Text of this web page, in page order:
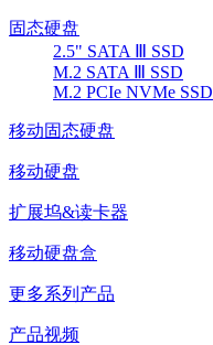
固态硬盘
2.5" SATA Ⅲ SSD
M.2 SATA Ⅲ SSD
M.2 PCIe NVMe SSD
移动固态硬盘
移动硬盘
扩展坞&读卡器
移动硬盘盒
更多系列产品
产品视频